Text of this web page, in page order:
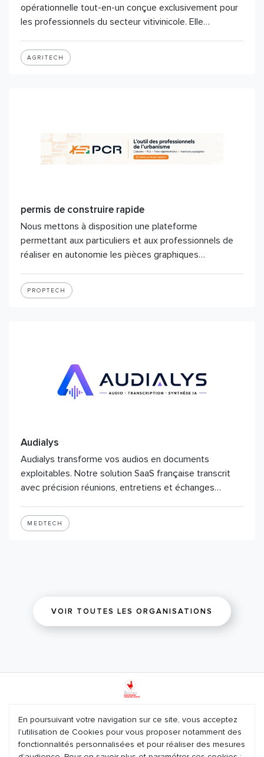
opérationnelle tout-en-un conçue exclusivement pour
les professionnels du secteur vitivinicole. Elle…
AGRITECH
permis de construire rapide
Nous mettons à disposition une plateforme
permettant aux particuliers et aux professionnels de
réaliser en autonomie les pièces graphiques…
PROPTECH
Audialys
Audialys transforme vos audios en documents
exploitables. Notre solution SaaS française transcrit
avec précision réunions, entretiens et échanges…
MEDTECH
VOIR TOUTES LES ORGANISATIONS
Mentions légales
Plan du site
En poursuivant votre navigation sur ce site, vous acceptez
l’utilisation de Cookies pour vous proposer notamment des
fonctionnalités personnalisées et pour réaliser des mesures